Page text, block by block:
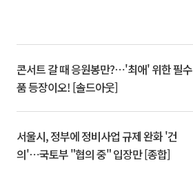
콘서트 갈 때 응원봉만?⋯'최애' 위한 필수
품 등장이오! [솔드아웃]
서울시, 정부에 정비사업 규제 완화 '건
의'⋯국토부 "협의 중" 입장만 [종합]